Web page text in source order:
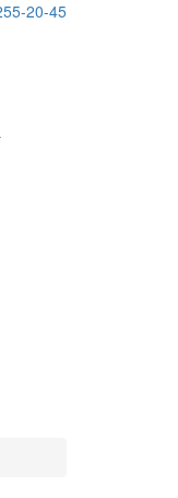
20-45